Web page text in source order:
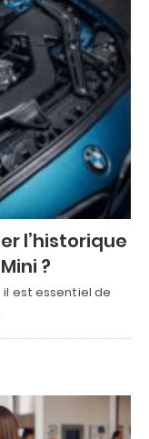
l’historique
?
il est essentiel de